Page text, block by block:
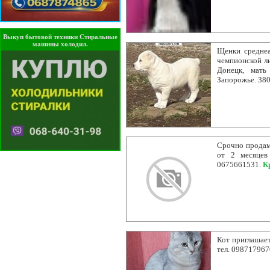
Выкуп бытовой техники Стиральные
машины холодил.
Щенки
чемпионской
Донецк,
Запорожье.
Срочно
от 2
0675661531.
Кот
тел.